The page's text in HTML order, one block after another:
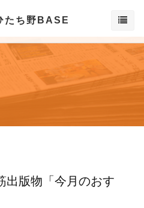
たち野BASE
出版物「今月のおす